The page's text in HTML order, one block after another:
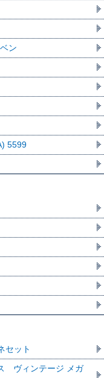
ン
5599
ット
ヴィンテージ メガ